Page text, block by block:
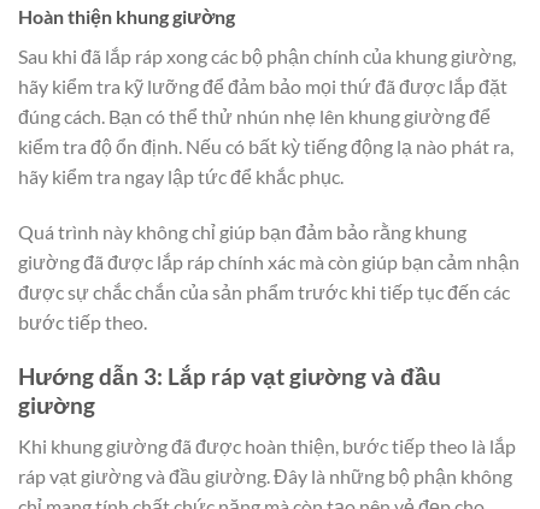
Hoàn thiện khung giường
Sau khi đã lắp ráp xong các bộ phận chính của khung giường,
hãy kiểm tra kỹ lưỡng để đảm bảo mọi thứ đã được lắp đặt
đúng cách. Bạn có thể thử nhún nhẹ lên khung giường để
kiểm tra độ ổn định. Nếu có bất kỳ tiếng động lạ nào phát ra,
hãy kiểm tra ngay lập tức để khắc phục.
Quá trình này không chỉ giúp bạn đảm bảo rằng khung
giường đã được lắp ráp chính xác mà còn giúp bạn cảm nhận
được sự chắc chắn của sản phẩm trước khi tiếp tục đến các
bước tiếp theo.
Hướng dẫn 3: Lắp ráp vạt giường và đầu
giường
Khi khung giường đã được hoàn thiện, bước tiếp theo là lắp
ráp vạt giường và đầu giường. Đây là những bộ phận không